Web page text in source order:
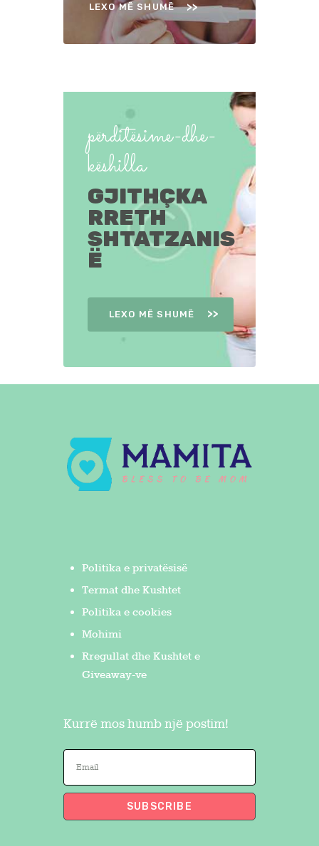
LEXO MË SHUMË
përditësime-dhe-
këshilla
GJITHÇKA
RRETH
SHTATZANIS
Ë
LEXO MË SHUMË
Politika e privatësisë
Termat dhe Kushtet
Politika e cookies
Mohimi
Rregullat dhe Kushtet e
Giveaway-ve
Kurrë mos humb një postim!